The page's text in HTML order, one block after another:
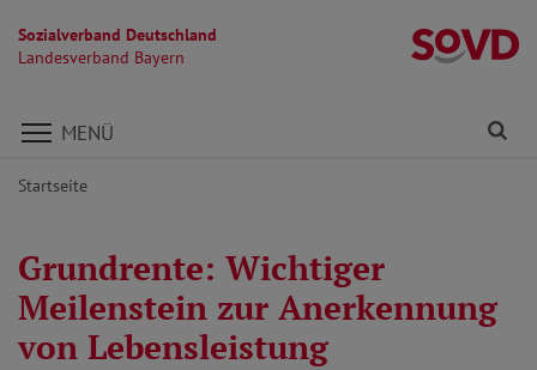
Sozialverband Deutschland
Landesverband Bayern
Direkt zu den Inhalten springen
MENÜ
Startseite
Grundrente: Wichtiger
Meilenstein zur Anerkennung
von Lebensleistung